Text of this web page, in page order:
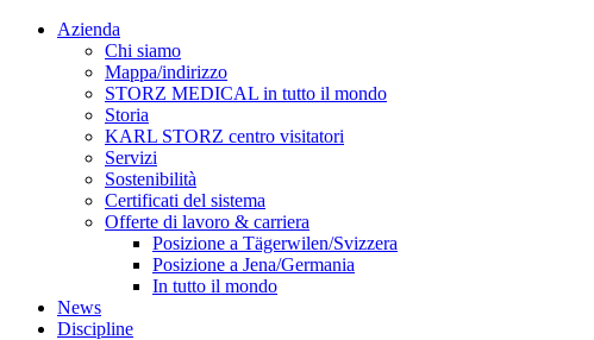
Azienda
Chi siamo
Mappa/indirizzo
STORZ MEDICAL in tutto il mondo
Storia
KARL STORZ centro visitatori
Servizi
Sostenibilità
Certificati del sistema
Offerte di lavoro & carriera
Posizione a Tägerwilen/Svizzera
Posizione a Jena/Germania
In tutto il mondo
News
Discipline